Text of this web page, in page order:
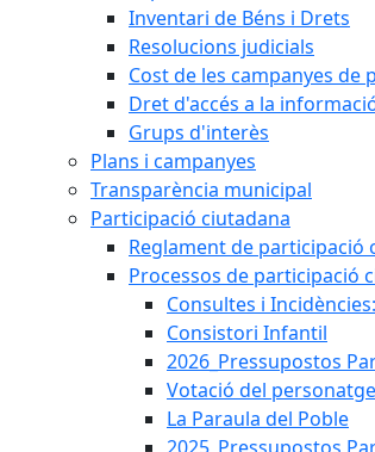
Inventari de Béns i Drets
Resolucions judicials
Cost de les campanyes
Dret d'accés a la
Grups d'interès
Plans i campanyes
Transparència municipal
Participació ciutadana
Reglament de participació
Processos de participació
Consultes i
Consistori Infantil
2026_Pressupostos
Votació del
La Paraula del Poble